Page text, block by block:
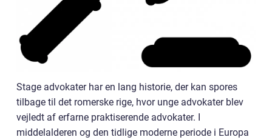
Stage advokater har en lang historie, der kan spores
tilbage til det romerske rige, hvor unge advokater blev
vejledt af erfarne praktiserende advokater. I
middelalderen og den tidlige moderne periode i Europa